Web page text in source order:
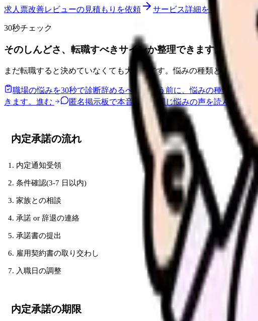
求人票改善レビューの見積もりを依頼
サービス詳細を見る
30秒チェック
そのしんどさ、転職すべきサインか整理できます。
まだ転職すると決めていなくても大丈夫です。悩みの種類と続いて
職場の悩みを30秒で診断辞めるべきか迷う前に、悩みの種類と次の
きます。 進む 匿名掲示板で本音を見る 同じ悩みの声を読んで、
内定承諾の流れ
内定通知受領
条件確認(3-7 日以内)
家族との相談
承諾 or 辞退の連絡
承諾書の提出
雇用契約書の取り交わし
入職日の調整
内定承諾の期限